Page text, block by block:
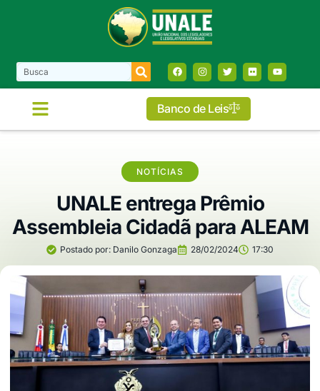
Banco de Leis
NOTÍCIAS
UNALE entrega Prêmio
Assembleia Cidadã para ALEAM
Postado por: Danilo Gonzaga 28/02/2024 17:30